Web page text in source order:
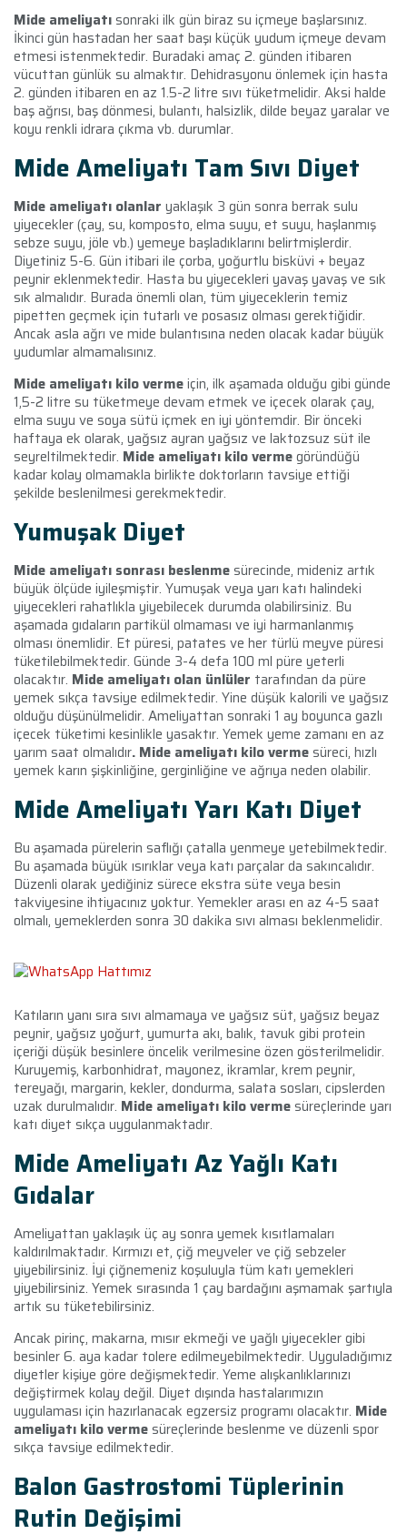
Mide ameliyatısonraki ilk gün biraz su içmeye başlarsınız.
İkinci gün hastadan her saat başı küçük yudum içmeye devam
etmesi istenmektedir. Buradaki amaç 2. günden itibaren
vücuttan günlük su almaktır. Dehidrasyonu önlemek için hasta
2. günden itibaren en az 1.5-2 litre sıvı tüketmelidir. Aksi halde
baş ağrısı, baş dönmesi, bulantı, halsizlik, dilde beyaz yaralar ve
koyu renkli idrara çıkma vb. durumlar.
Mide Ameliyatı Tam Sıvı Diyet
Mide ameliyatı olanlar yaklaşık 3 gün sonra berrak sulu
yiyecekler (çay, su, komposto, elma suyu, et suyu, haşlanmış
sebze suyu, jöle vb.) yemeye başladıklarını belirtmişlerdir.
Diyetiniz 5-6. Gün itibari ile çorba, yoğurtlu bisküvi + beyaz
peynir eklenmektedir. Hasta bu yiyecekleri yavaş yavaş ve sık
sık almalıdır. Burada önemli olan, tüm yiyeceklerin temiz
pipetten geçmek için tutarlı ve posasız olması gerektiğidir.
Ancak asla ağrı ve mide bulantısına neden olacak kadar büyük
yudumlar almamalısınız.
Mide ameliyatı kilo vermeiçin, ilk aşamada olduğu gibi günde
1,5-2 litre su tüketmeye devam etmek ve içecek olarak çay,
elma suyu ve soya sütü içmek en iyi yöntemdir. Bir önceki
haftaya ek olarak, yağsız ayran yağsız ve laktozsuz süt ile
seyreltilmektedir. Mide ameliyatı kilo vermegöründüğü
kadar kolay olmamakla birlikte doktorların tavsiye ettiği
şekilde beslenilmesi gerekmektedir.
Yumuşak Diyet
Mide ameliyatı sonrası beslenmesürecinde, mideniz artık
büyük ölçüde iyileşmiştir. Yumuşak veya yarı katı halindeki
yiyecekleri rahatlıkla yiyebilecek durumda olabilirsiniz. Bu
aşamada gıdaların partikül olmaması ve iyi harmanlanmış
olması önemlidir. Et püresi, patates ve her türlü meyve püresi
tüketilebilmektedir. Günde 3-4 defa 100 ml püre yeterli
olacaktır. Mide ameliyatı olan ünlüler tarafından da püre
yemek sıkça tavsiye edilmektedir. Yine düşük kalorili ve yağsız
olduğu düşünülmelidir. Ameliyattan sonraki 1 ay boyunca gazlı
içecek tüketimi kesinlikle yasaktır. Yemek yeme zamanı en az
yarım saat olmalıdır. Mide ameliyatı kilo vermesüreci, hızlı
yemek karın şişkinliğine, gerginliğine ve ağrıya neden olabilir.
Mide AmeliyatıYarı Katı Diyet
Bu aşamada pürelerin saflığı çatalla yenmeye yetebilmektedir.
Bu aşamada büyük ısırıklar veya katı parçalar da sakıncalıdır.
Düzenli olarak yediğiniz sürece ekstra süte veya besin
takviyesine ihtiyacınız yoktur. Yemekler arası en az 4-5 saat
olmalı, yemeklerden sonra 30 dakika sıvı alması beklenmelidir.
Katıların yanı sıra sıvı almamaya ve yağsız süt, yağsız beyaz
peynir, yağsız yoğurt, yumurta akı, balık, tavuk gibi protein
içeriği düşük besinlere öncelik verilmesine özen gösterilmelidir.
Kuruyemiş, karbonhidrat, mayonez, ikramlar, krem ​​peynir,
tereyağı, margarin, kekler, dondurma, salata sosları, cipslerden
uzak durulmalıdır. Mide ameliyatı kilo vermesüreçlerinde yarı
katı diyet sıkça uygulanmaktadır.
Mide AmeliyatıAz Yağlı Katı
Gıdalar
Ameliyattan yaklaşık üç ay sonra yemek kısıtlamaları
kaldırılmaktadır. Kırmızı et, çiğ meyveler ve çiğ sebzeler
yiyebilirsiniz. İyi çiğnemeniz koşuluyla tüm katı yemekleri
yiyebilirsiniz. Yemek sırasında 1 çay bardağını aşmamak şartıyla
artık su tüketebilirsiniz.
Ancak pirinç, makarna, mısır ekmeği ve yağlı yiyecekler gibi
besinler 6. aya kadar tolere edilmeyebilmektedir. Uyguladığımız
diyetler kişiye göre değişmektedir. Yeme alışkanlıklarınızı
değiştirmek kolay değil. Diyet dışında hastalarımızın
uygulaması için hazırlanacak egzersiz programı olacaktır. Mide
ameliyatı kilo vermesüreçlerinde beslenme ve düzenli spor
sıkça tavsiye edilmektedir.
Balon Gastrostomi Tüplerinin
Rutin Değişimi